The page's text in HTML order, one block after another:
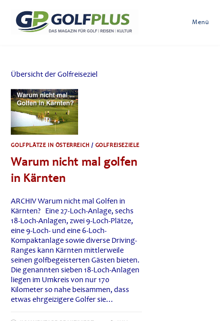
springen
Menü
Übersicht der Golfreiseziel
GOLFPLÄTZE IN ÖSTERREICH / GOLFREISEZIELE
Warum nicht mal golfen
in Kärnten
ARCHIV Warum nicht mal Golfen in
Kärnten? Eine 27-Loch-Anlage, sechs
18-Loch-Anlagen, zwei 9-Loch-Plätze,
eine 9-Loch- und eine 6-Loch-
Kompaktanlage sowie diverse Driving-
Ranges kann Kärnten mittlerweile
seinen golfbegeisterten Gästen bieten.
Die genannten sieben 18-Loch-Anlagen
liegen im Umkreis von nur 170
Kilometer so nahe beisammen, dass
etwas ehrgeizigere Golfer sie…